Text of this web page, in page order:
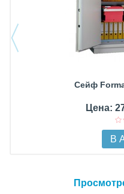
Сейф
Цена:
В